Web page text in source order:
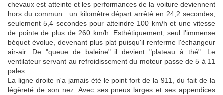
chevaux est atteinte et les performances de la voiture deviennent
hors du commun : un kilomètre départ arrêté en 24,2 secondes,
seulement 5,4 secondes pour atteindre 100 km/h et une vitesse
de pointe de plus de 260 km/h. Esthétiquement, seul l'immense
béquet évolue, devenant plus plat puisqu'il renferme l'échangeur
air-air. De "queue de baleine" il devient "plateau à thé". Le
ventilateur servant au refroidissement du moteur passe de 5 à 11
pales.
La ligne droite n'a jamais été le point fort de la 911, du fait de la
légèreté de son nez. Avec ses pneus larges et ses appendices